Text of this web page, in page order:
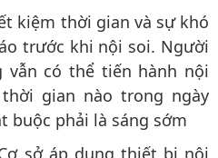
kiệm thời gian và sự khó
trước khi nội soi. Người
vẫn có thể tiến hành nội
gian nào trong ngày
buộc phải là sáng sớm
sở áp dụng thiết bị nội